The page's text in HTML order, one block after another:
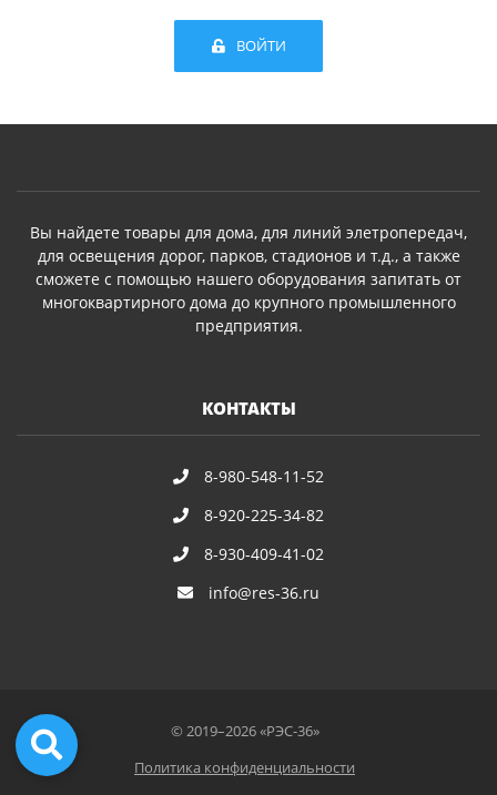
ВОЙТИ
Вы найдете товары для дома, для линий элетропередач,
для освещения дорог, парков, стадионов и т.д., а также
сможете с помощью нашего оборудования запитать от
многоквартирного дома до крупного промышленного
предприятия.
КОНТАКТЫ
8-980-548-11-52
8-920-225-34-82
8-930-409-41-02
info@res-36.ru
© 2019–2026 «РЭС-36»
Политика конфиденциальности